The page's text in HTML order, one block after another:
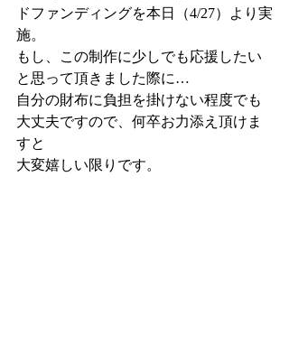
ドファンディングを本日（4/27）より実
施。
もし、この制作に少しでも応援したい
と思って頂きました際に…
自分の財布に負担を掛けない程度でも
大丈夫ですので、何卒お力添え頂けま
すと
大変嬉しい限りです。